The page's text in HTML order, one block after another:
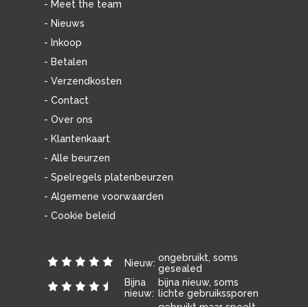
- Meet the team
- Nieuws
- Inkoop
- Betalen
- Verzendkosten
- Contact
- Over ons
- Klantenkaart
- Alle beurzen
- Spelregels platenbeurzen
- Algemene voorwaarden
- Cookie beleid
Nieuw: ongebruikt, soms
gesealed
Bijna
nieuw:
bijna nieuw, soms
lichte gebruikssporen